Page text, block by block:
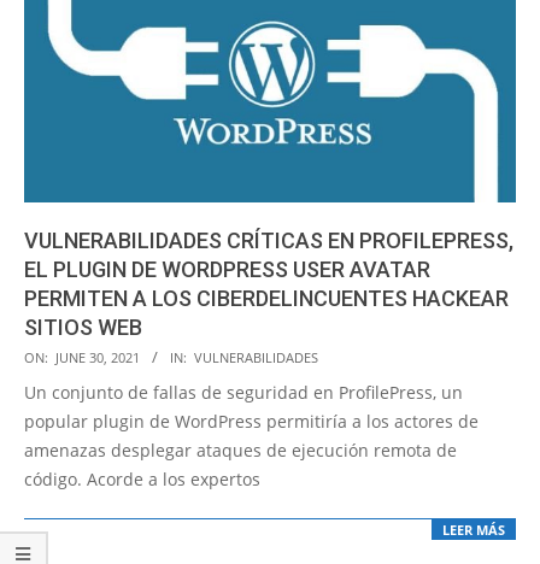
VULNERABILIDADES CRÍTICAS EN PROFILEPRESS,
EL PLUGIN DE WORDPRESS USER AVATAR
PERMITEN A LOS CIBERDELINCUENTES HACKEAR
SITIOS WEB
2021-
06-
30
ON: JUNE 30, 2021 IN: VULNERABILIDADES
Un conjunto de fallas de seguridad en ProfilePress, un
popular plugin de WordPress permitiría a los actores de
amenazas desplegar ataques de ejecución remota de
código. Acorde a los expertos
LEER MÁS